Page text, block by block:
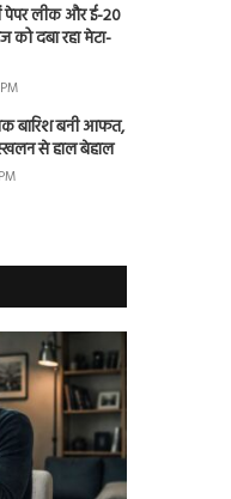
पेपर लीक और ई-20
दबा रहा मेटा-
बारिश बनी आफत,
से हाल बेहाल